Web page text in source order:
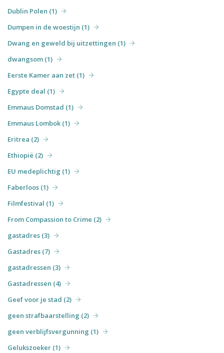
Dublin Polen (1)
Dumpen in de woestijn (1)
Dwang en geweld bij uitzettingen (1)
dwangsom (1)
Eerste Kamer aan zet (1)
Egypte deal (1)
Emmaus Domstad (1)
Emmaus Lombok (1)
Eritrea (2)
Ethiopië (2)
EU medeplichtig (1)
Faberloos (1)
Filmfestival (1)
From Compassion to Crime (2)
gastadres (3)
Gastadres (7)
gastadressen (3)
Gastadressen (4)
Geef voor je stad (2)
geen strafbaarstelling (2)
geen verblijfsvergunning (1)
Gelukszoeker (1)